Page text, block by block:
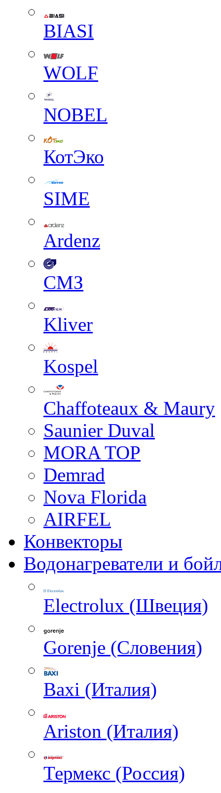
BIASI
WOLF
NOBEL
КотЭко
SIME
Ardenz
СМЗ
Kliver
Kospel
Chaffoteaux & Maury
Saunier Duval
MORA TOP
Demrad
Nova Florida
AIRFEL
Конвекторы
Водонагреватели и
Electrolux (Швеция)
Gorenje (Словения)
Baxi (Италия)
Ariston (Италия)
Термекс (Россия)